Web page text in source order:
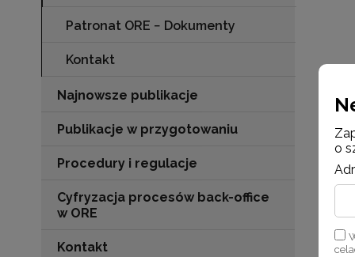
Patronat ORE − Dokumenty
Kontakt
Najnowsze publikacje
Publikacje w przygotowaniu
Procedury i regulacje
Cyfryzacja procesów back-office
w ORE
Kontakt
o